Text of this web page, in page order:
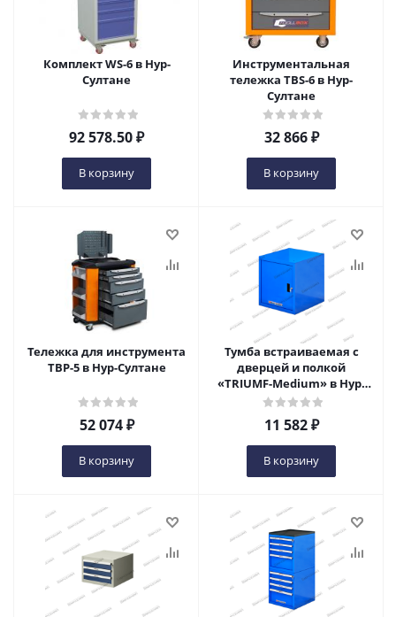
Комплект WS-6 в Нур-
Султане
92 578.50₽
В корзину
Инструментальная
тележка TBS-6 в Нур-
Султане
32 866₽
В корзину
Тележка для инструмента
TBP-5 в Нур-Султане
52 074₽
В корзину
Тумба встраиваемая с
дверцей и полкой
«TRIUMF-Medium» в Нур-
Султане
11 582₽
В корзину